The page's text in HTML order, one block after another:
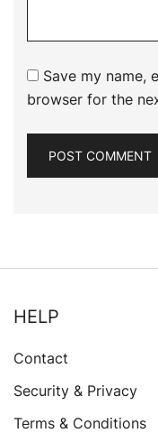
Save my name,
browser for the
HELP
Contact
Security & Privacy
Terms & Conditions